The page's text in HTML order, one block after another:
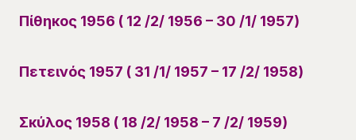
Πίθηκος 1956 ( 12 /2/ 1956 – 30 /1/ 1957)
Πετεινός 1957 ( 31 /1/ 1957 – 17 /2/ 1958)
Σκύλος 1958 ( 18 /2/ 1958 – 7 /2/ 1959)